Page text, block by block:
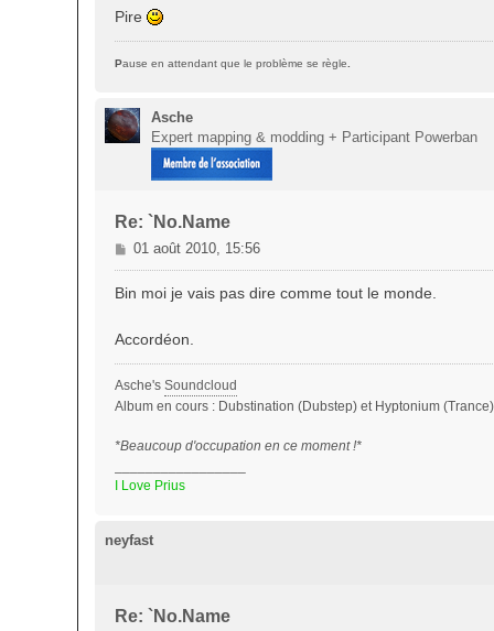
Pire
Pause en attendant que le problème se règle
Asche
Expert mapping & modding + Participant Powerban
Re: `No.Name
M
e
s
g
e
01 août 2010, 15:56
Bin moi je vais pas dire comme tout le monde.
Accordéon.
Asche's Soundcloud
Album en cours : Dubstination (Dubstep) et Hyptonium (Trance)
*Beaucoup d'occupation en ce moment !*
I Love Prius
neyfast
Re: `No.Name